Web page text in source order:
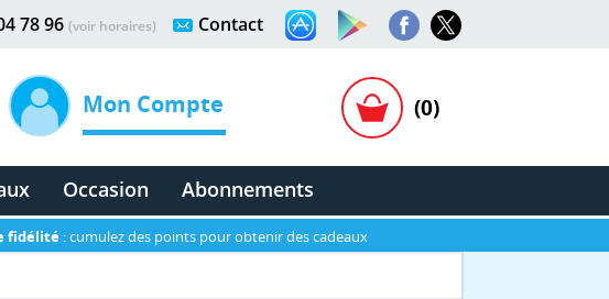
Contact
78 96 (voir horaires)
Mon Compte (0)
Occasion Abonnements
fidélité : cumulez des points pour obtenir des cadeaux